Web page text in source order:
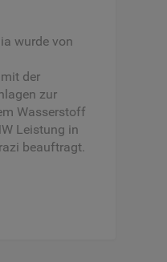
wurde von
der
zur
Wasserstoff
Leistung in
beauftragt.